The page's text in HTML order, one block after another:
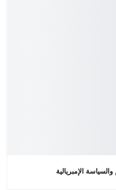
الإمبريالية